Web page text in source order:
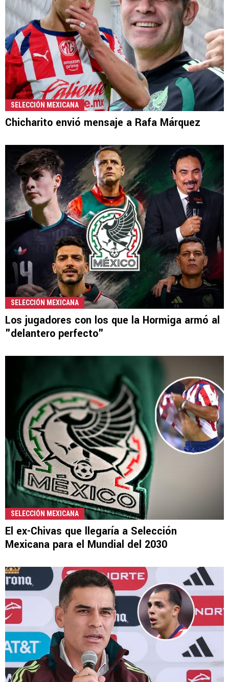
SELECCIÓN MEXICANA
Chicharito envió mensaje a Rafa Márquez
SELECCIÓN MEXICANA
Los jugadores con los que la Hormiga armó al
"delantero perfecto"
SELECCIÓN MEXICANA
El ex-Chivas que llegaría a Selección
Mexicana para el Mundial del 2030